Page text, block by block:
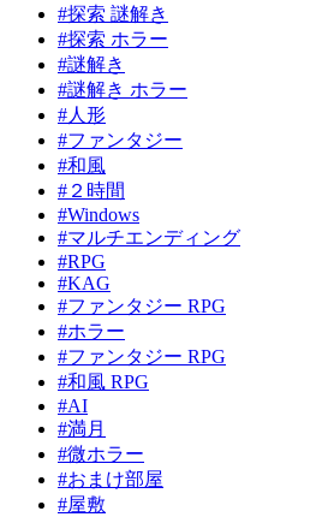
#探索 謎解き
#探索 ホラー
#謎解き
#謎解き ホラー
#人形
#ファンタジー
#和風
#２時間
#Windows
#マルチエンディング
#RPG
#KAG
#ファンタジー RPG
#ホラー
#ファンタジー RPG
#和風 RPG
#AI
#満月
#微ホラー
#おまけ部屋
#屋敷